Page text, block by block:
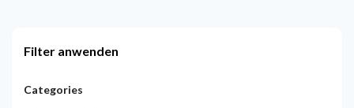
Filter anwenden
Categories